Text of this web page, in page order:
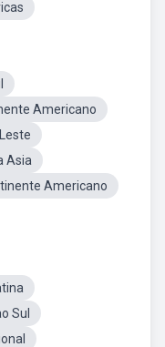
Americano
Asia
Americano
Sul